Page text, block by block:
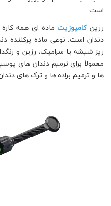
است.
رزینکامپوزیت ماده ای همه
دندان است. نوعی ماده پرکننده
ریز شیشه یا سرامیک، رزین و
معمولاً برای ترمیم دندان های
ها و ترمیم براده ها و ترک های